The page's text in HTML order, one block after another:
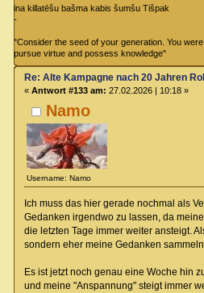
ina killatēšu bašma kabis šumšu Tišpak
-
"Consider the seed of your generation. You
pursue virtue and possess knowledge"
Namo
Username: Namo
Re: Alte Kampagne nach 20 Jahren
« Antwort #133 am: 27.02.2026 | 10:18 »
Ich muss das hier gerade nochmal als
Gedanken irgendwo zu lassen, da
die letzten Tage immer weiter ansteigt.
sondern eher meine Gedanken
Es ist jetzt noch genau eine Woche hin
und meine "Anspannung" steigt immer